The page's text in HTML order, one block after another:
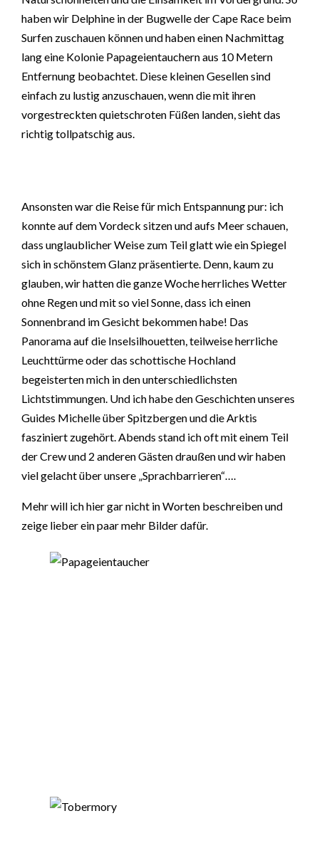
haben wir Delphine in der Bugwelle der Cape Race beim
Surfen zuschauen können und haben einen Nachmittag
lang eine Kolonie Papageientauchern aus 10 Metern
Entfernung beobachtet. Diese kleinen Gesellen sind
einfach zu lustig anzuschauen, wenn die mit ihren
vorgestreckten quietschroten Füßen landen, sieht das
richtig tollpatschig aus.
Ansonsten war die Reise für mich Entspannung pur: ich
konnte auf dem Vordeck sitzen und aufs Meer schauen,
dass unglaublicher Weise zum Teil glatt wie ein Spiegel
sich in schönstem Glanz präsentierte. Denn, kaum zu
glauben, wir hatten die ganze Woche herrliches Wetter
ohne Regen und mit so viel Sonne, dass ich einen
Sonnenbrand im Gesicht bekommen habe! Das
Panorama auf die Inselsilhouetten, teilweise herrliche
Leuchttürme oder das schottische Hochland
begeisterten mich in den unterschiedlichsten
Lichtstimmungen. Und ich habe den Geschichten unseres
Guides Michelle über Spitzbergen und die Arktis
fasziniert zugehört. Abends stand ich oft mit einem Teil
der Crew und 2 anderen Gästen draußen und wir haben
viel gelacht über unsere „Sprachbarrieren“….
Mehr will ich hier gar nicht in Worten beschreiben und
zeige lieber ein paar mehr Bilder dafür.